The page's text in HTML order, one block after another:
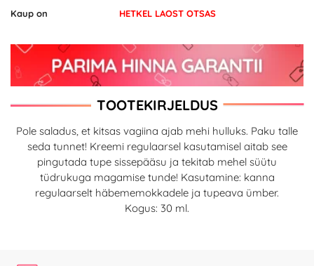
Kaup on HETKEL LAOST OTSAS
TOOTEKIRJELDUS
Pole saladus, et kitsas vagiina ajab mehi hulluks. Paku talle
seda tunnet! Kreemi regulaarsel kasutamisel aitab see
pingutada tupe sissepääsu ja tekitab mehel süütu
tüdrukuga magamise tunde! Kasutamine: kanna
regulaarselt häbememokkadele ja tupeava ümber.
Kogus: 30 ml.